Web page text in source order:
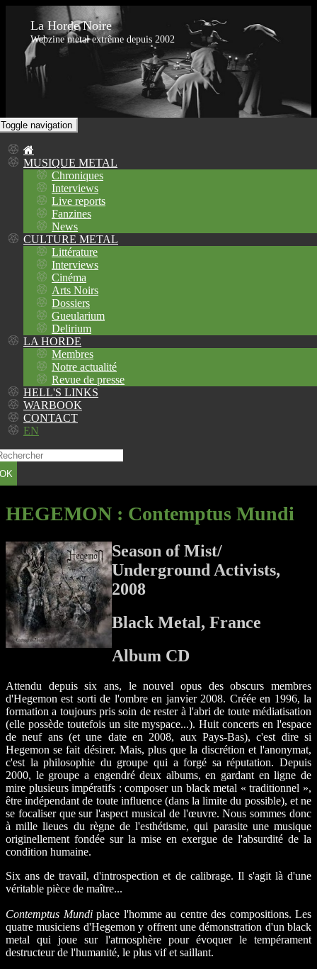
La Horde Noire
Webzine metal extrême depuis 2002
Toggle navigation
MUSIQUE METAL
Chroniques
Interviews
Live reports
Fanzines
News
CULTURE METAL
Littérature
Interviews
Cinéma
Arts Noirs
Dossiers
Gueularium
Delirium
LA HORDE
Membres
Notre actualité
Revue de presse
HELL'S LINKS
WARBOOK
CONTACT
EN
OK
HEGEMON : Contemptus Mundi
Season of Mist/
Underground Activists,
2008
Black Metal, France
Album CD
Attendu depuis six ans, le nouvel opus des obscurs membres
d'Hegemon est sorti de l'ombre en janvier 2008. Créée en 1996, la
formation a toujours pris soin de rester à l'abri de toute médiatisation
(elle possède toutefois un site myspace...). Huit concerts en l'espace
de neuf ans (et une date en 2008, aux Pays-Bas), c'est dire si
Hegemon se fait désirer. Mais, plus que la discrétion et l'anonymat,
c'est la philosophie du groupe qui a forgé sa réputation. Depuis
2000, le groupe a engendré deux albums, en gardant en ligne de
mire plusieurs impératifs : composer un black metal « traditionnel »,
être indépendant de toute influence (dans la limite du possible), et ne
se focaliser que sur l'aspect musical de l'œuvre. Nous sommes donc
à mille lieues du règne de l'esthétisme, qui parasite une musique
originellement fondée sur la mise en exergue de l'absurdité de la
condition humaine.
Six ans de travail, d'introspection et de calibrage. Il s'agit là d'une
véritable pièce de maître...
Contemptus Mundiplace l'homme au centre des compositions. Les
quatre musiciens d'Hegemon y offrent une démonstration d'un black
metal qui joue sur l'atmosphère pour évoquer le tempérament
destructeur de l'humanité, le plus vif et saillant.